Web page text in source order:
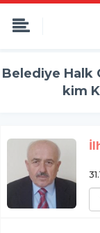
Belediye Halk
kim